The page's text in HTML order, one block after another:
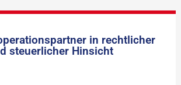
in rechtlicher
steuerlicher Hinsicht